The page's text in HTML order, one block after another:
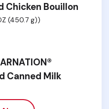
Chicken Bouillon
(450.7 g))
Canned Milk